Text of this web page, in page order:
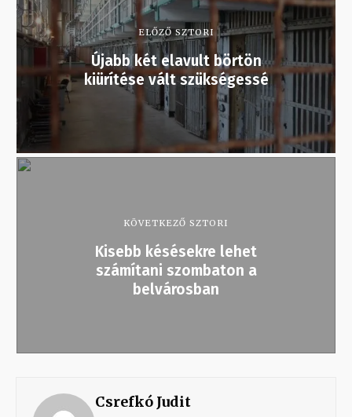
ELŐZŐ SZTORI
Újabb két elavult börtön
kiürítése vált szükségessé
KÖVETKEZŐ SZTORI
Kisebb késésekre lehet
számítani szombaton a
belvárosban
Csrefkó Judit